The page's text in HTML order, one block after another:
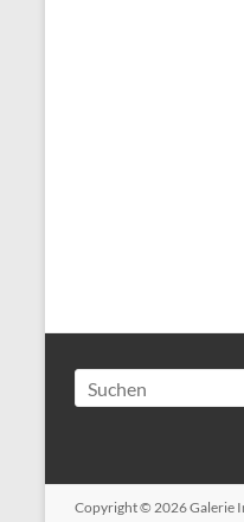
Copyright © 2026Galerie